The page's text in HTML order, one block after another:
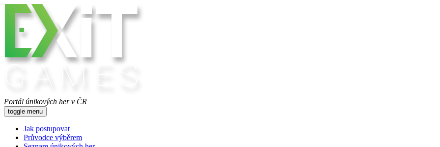
Portál únikových her v ČR
toggle menu
Jak postupovat
Průvodce výběrem